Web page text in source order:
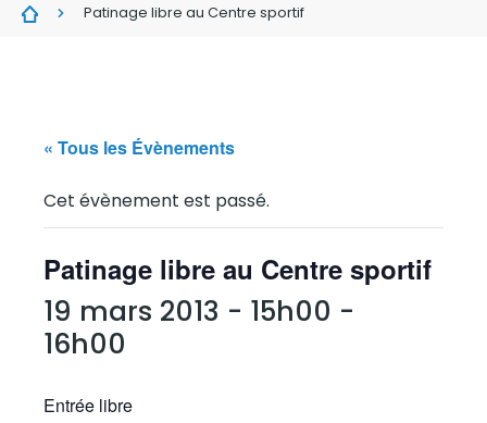
Patinage libre au Centre sportif
« Tous les Évènements
Cet évènement est passé.
Patinage libre au Centre sportif
19 mars 2013 - 15h00 -
16h00
Entrée libre